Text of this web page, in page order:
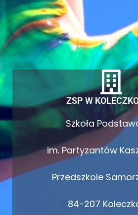
ZSP W
Szkoła
im. Partyzantów
Przedszkole
84-207